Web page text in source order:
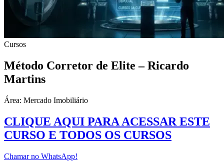
Cursos
Método Corretor de Elite – Ricardo
Martins
Área: Mercado Imobiliário
CLIQUE AQUI PARA ACESSAR ESTE
CURSO E TODOS OS CURSOS
Chamar no WhatsApp!